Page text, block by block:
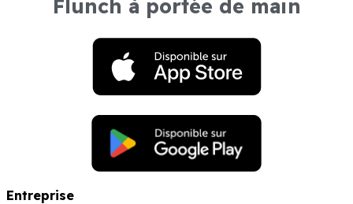
Flunch à portée de main
Entreprise